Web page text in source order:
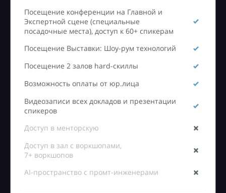
Посещение конференции на Главной и
Экспертной сцене (специальные
посадочные места), доступ к 60+ спикерам
Посещение Выставки: Шоу-рум технологий
Посещение 2 залов hard-скиллы
Возможность оплаты от юр.лица
Видеозаписи всех докладов и презентации
спикеров
Доступ в менторскую
Доступ в зал с воркшопами,
7+ воркшопов
AI-пространство с промт-инженерами